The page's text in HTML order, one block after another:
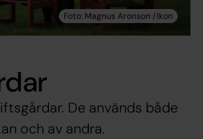
De används både
och av andra.